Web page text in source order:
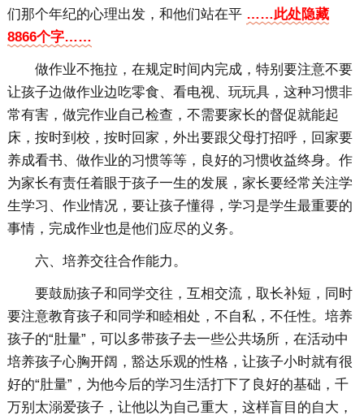
们那个年纪的心理出发，和他们站在平 ……此处隐藏
8866个字……
做作业不拖拉，在规定时间内完成，特别要注意不要
让孩子边做作业边吃零食、看电视、玩玩具，这种习惯非
常有害，做完作业自己检查，不需要家长的督促就能起
床，按时到校，按时回家，外出要跟父母打招呼，回家要
养成看书、做作业的习惯等等，良好的习惯收益终身。作
为家长有责任着眼于孩子一生的发展，家长要经常关注学
生学习、作业情况，要让孩子懂得，学习是学生最重要的
事情，完成作业也是他们应尽的义务。
六、培养交往合作能力。
要鼓励孩子和同学交往，互相交流，取长补短，同时
要注意教育孩子和同学和睦相处，不自私，不任性。培养
孩子的“肚量”，可以多带孩子去一些公共场所，在活动中
培养孩子心胸开阔，豁达乐观的性格，让孩子小时就有很
好的“肚量”，为他今后的学习生活打下了良好的基础，千
万别太溺爱孩子，让他以为自己重大，这样盲目的自大，